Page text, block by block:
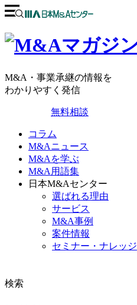
M&A・事業承継の情報を
わかりやすく発信
無料相談
コラム
M&Aニュース
M&Aを学ぶ
M&A用語集
日本M&Aセンター
選ばれる理由
サービス
M&A事例
案件情報
セミナー・ナレッジ
検索